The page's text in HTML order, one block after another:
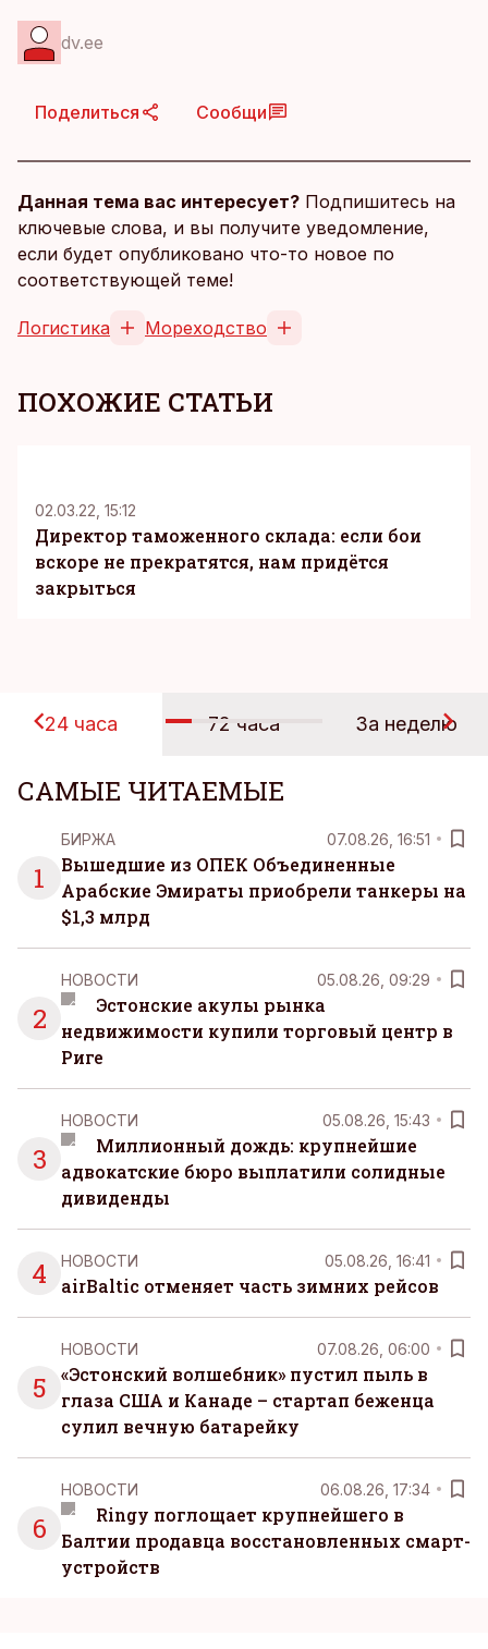
dv.ee
Поделиться Сообщи
Данная тема вас интересует? Подпишитесь на
ключевые слова, и вы получите уведомление,
если будет опубликовано что-то новое по
соответствующей теме!
Логистика Мореходство
ПОХОЖИЕ СТАТЬИ
02.03.22, 15:12
Директор таможенного склада: если бои
вскоре не прекратятся, нам придётся
закрыться
24 часа 72 часа За неделю
САМЫЕ ЧИТАЕМЫЕ
1
БИРЖА 07.08.26, 16:51
Вышедшие из ОПЕК Объединенные
Арабские Эмираты приобрели танкеры на
$1,3 млрд
2
НОВОСТИ 05.08.26, 09:29
Эстонские акулы рынка
недвижимости купили торговый центр в
Риге
3
НОВОСТИ 05.08.26, 15:43
Миллионный дождь: крупнейшие
адвокатские бюро выплатили солидные
дивиденды
4 НОВОСТИ 05.08.26, 16:41
airBaltic отменяет часть зимних рейсов
5
НОВОСТИ 07.08.26, 06:00
«Эстонский волшебник» пустил пыль в
глаза США и Канаде – стартап беженца
сулил вечную батарейку
6
НОВОСТИ 06.08.26, 17:34
Ringy поглощает крупнейшего в
Балтии продавца восстановленных смарт-
устройств